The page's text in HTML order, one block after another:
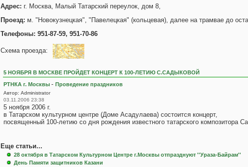
Адрес: г. Москва, Малый Татарский переулок, дом 8,
Проезд: м. "Новокузнецкая", "Павелецкая" (кольцевая), далее на трамвае до
Телефоны: 951-87-59, 951-70-86
Схема проезда:
5 НОЯБРЯ В МОСКВЕ ПРОЙДЕТ КОНЦЕРТ К 100-ЛЕТИЮ С.САДЫКОВОЙ
РТНКА г. Москвы - Проведение праздников
Автор: Administrator
03.11.2006 23:38
5 ноября 2006 г.
в Татарском культурном центре (Доме Асадулаева) состоится концерт,
посвященный 100-летию со дня рождения известного татарского композитора
Еще статьи...
28 октября в Татарском Культурном Центре г.Москвы отпразднуют ''Ураза-Байрам''
День Памяти защитников Казани